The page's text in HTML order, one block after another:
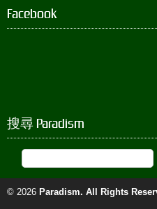
Facebook
搜尋 Paradism
© 2026 Paradism. All Rights